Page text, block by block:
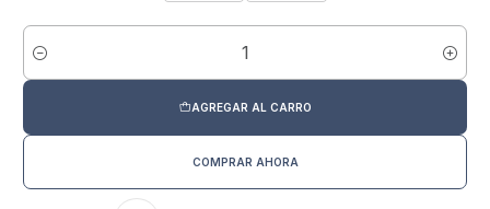
Cantidad
AGREGAR AL CARRO
COMPRAR AHORA